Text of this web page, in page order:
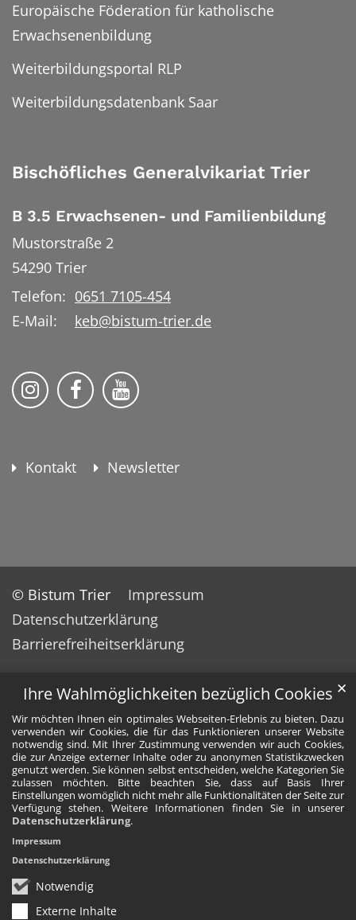
Ihre Wahlmöglichkeiten bezüglich Cookies
Wir möchten Ihnen ein optimales Webseiten-Erlebnis zu bieten. Dazu
verwenden wir Cookies, die für das Funktionieren unserer Website
notwendig sind. Mit Ihrer Zustimmung verwenden wir auch Cookies,
die zur Anzeige externer Inhalte oder zu anonymen Statistikzwecken
genutzt werden. Sie können selbst entscheiden, welche Kategorien Sie
zulassen möchten. Bitte beachten Sie, dass auf Basis Ihrer
Einstellungen womöglich nicht mehr alle Funktionalitäten der Seite zur
Verfügung stehen. Weitere Informationen finden Sie in unserer
Datenschutzerklärung.
Notwendig
Externe Inhalte
✕
Impressum
Datenschutzerklärung
Europäische Föderation für katholische
Erwachsenenbildung
Weiterbildungsportal RLP
Weiterbildungsdatenbank Saar
Bischöfliches Generalvikariat Trier
B 3.5 Erwachsenen- und Familienbildung
Mustorstraße 2
54290 Trier
Telefon: 0651 7105-454
E-Mail:
keb@bistum-trier.de
KEB Bildung Leben auf Instagram
KEB Bildung Leben auf Facebook
KEB Bildung Leben auf
Kontakt Newsletter
© Bistum Trier
Impressum
Datenschutzerklärung
Barrierefreiheitserklärung